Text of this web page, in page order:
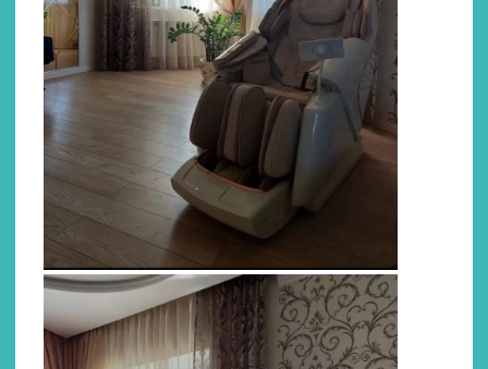
Сканирование тела
4D-массаж
Zero-G (Нулевая
гравитация)
2 положения
Вытяжка
Спина
Пауза
Воздушно-компрессионный массаж
Количество воздушных
подушек
36 шт.